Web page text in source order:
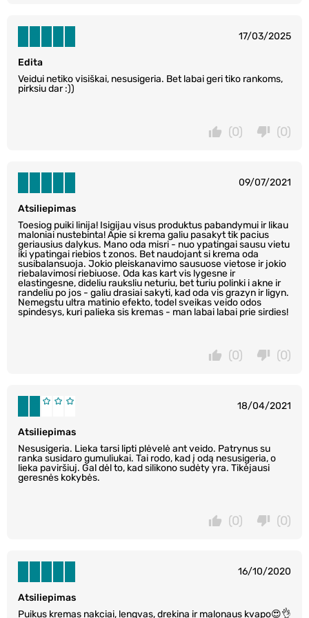
17/03/2025
Edita
Veidui netiko visiškai, nesusigeria. Bet labai geri tiko rankoms,
pirksiu dar :))
(0)
(0)
09/07/2021
Atsiliepimas
Toesiog puiki linija! Isigijau visus produktus pabandymui ir likau
maloniai nustebinta! Apie si krema galiu pasakyt tik pacius
geriausius dalykus. Mano oda misri - nuo ypatingai sausu vietu
iki ypatingai riebios t zonos. Bet naudojant si krema oda
susibalansuoja. Jokio pleiskanavimo sausuose vietose ir jokio
riebalavimosi riebiuose. Oda kas kart vis lygesne ir
elastingesne, dideliu rauksliu neturiu, bet turiu polinki i akne ir
randeliu po jos - galiu drasiai sakyti, kad oda vis grazyn ir ligyn.
Nemegstu ultra matinio efekto, todel sveikas veido odos
spindesys, kuri palieka sis kremas - man labai labai prie sirdies!
(0)
(0)
18/04/2021
Atsiliepimas
Nesusigeria. Lieka tarsi lipti plėvelė ant veido. Patrynus su
ranka susidaro gumuliukai. Tai rodo, kad į odą nesusigeria, o
lieka paviršiuj. Gal dėl to, kad silikono sudėty yra. Tikėjausi
geresnės kokybės.
(0)
(0)
16/10/2020
Atsiliepimas
Puikus kremas nakciai, lengvas, drekina ir malonaus kvapo😍👌